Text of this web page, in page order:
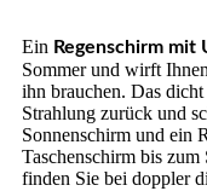
Ein Regenschirm mit
Sommer und wirft
ihn brauchen. Das
Strahlung zurück und
Sonnenschirm und ein
Taschenschirm bis
finden Sie bei doppler